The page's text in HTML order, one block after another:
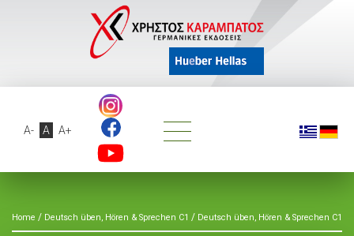
A- A A+
Home / Deutsch üben, Hören & Sprechen C1 / Deutsch üben, Hören & Sprechen C1